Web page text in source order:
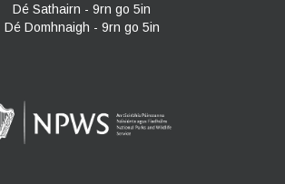
Dé Sathairn - 9rn go 5in
Dé Domhnaigh - 9rn go 5in